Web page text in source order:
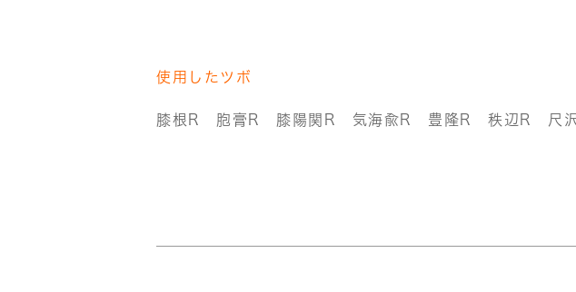
使用したツボ
膝根R 胞膏R 膝陽関R 気海兪R 豊隆R 秩辺R 尺沢